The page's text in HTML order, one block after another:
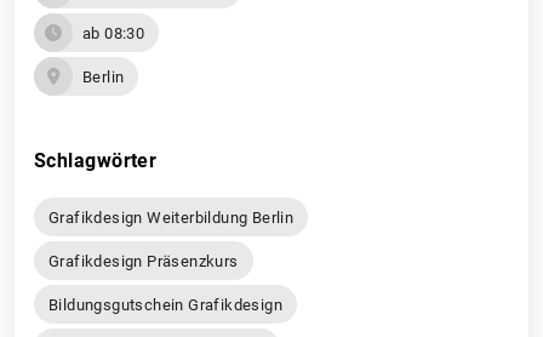
ab 08:30
Berlin
Schlagwörter
Grafikdesign Weiterbildung Berlin
Grafikdesign Präsenzkurs
Bildungsgutschein Grafikdesign